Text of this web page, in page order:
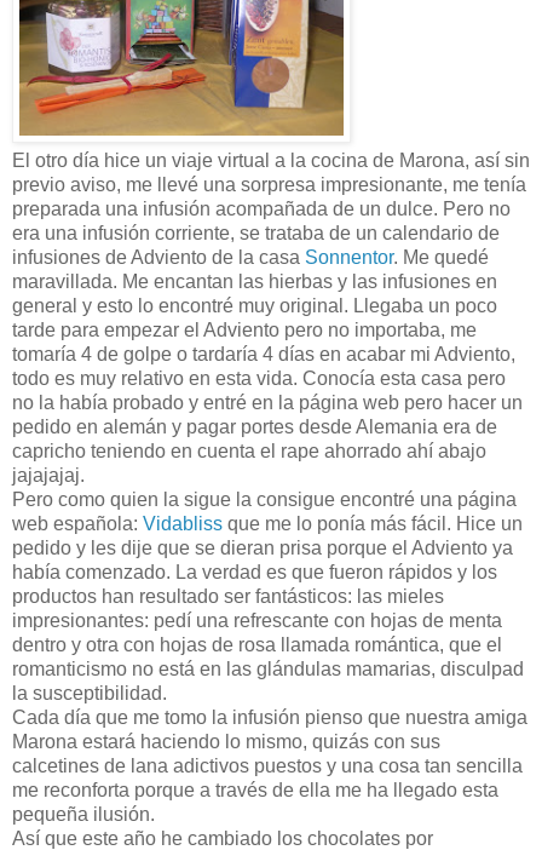
El otro día hice un viaje virtual a la cocina de Marona, así sin
previo aviso, me llevé una sorpresa impresionante, me tenía
preparada una infusión acompañada de un dulce. Pero no
era una infusión corriente, se trataba de un calendario de
infusiones de Adviento de la casa Sonnentor. Me quedé
maravillada. Me encantan las hierbas y las infusiones en
general y esto lo encontré muy original. Llegaba un poco
tarde para empezar el Adviento pero no importaba, me
tomaría 4 de golpe o tardaría 4 días en acabar mi Adviento,
todo es muy relativo en esta vida. Conocía esta casa pero
no la había probado y entré en la página web pero hacer un
pedido en alemán y pagar portes desde Alemania era de
capricho teniendo en cuenta el rape ahorrado ahí abajo
jajajajaj.
Pero como quien la sigue la consigue encontré una página
web española: Vidabliss que me lo ponía más fácil. Hice un
pedido y les dije que se dieran prisa porque el Adviento ya
había comenzado. La verdad es que fueron rápidos y los
productos han resultado ser fantásticos: las mieles
impresionantes: pedí una refrescante con hojas de menta
dentro y otra con hojas de rosa llamada romántica, que el
romanticismo no está en las glándulas mamarias, disculpad
la susceptibilidad.
Cada día que me tomo la infusión pienso que nuestra amiga
Marona estará haciendo lo mismo, quizás con sus
calcetines de lana adictivos puestos y una cosa tan sencilla
me reconforta porque a través de ella me ha llegado esta
pequeña ilusión.
Así que este año he cambiado los chocolates por